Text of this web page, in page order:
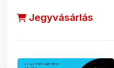
Jegyvásárlás